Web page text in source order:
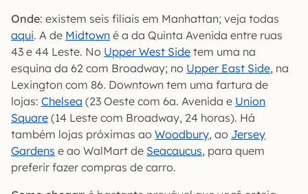
Onde: existem seis filiais em Manhattan; veja todas
aqui. A de Midtown é a da Quinta Avenida entre ruas
43 e 44 Leste. No Upper West Side tem uma na
esquina da 62 com Broadway; no Upper East Side, na
Lexington com 86. Downtown tem uma fartura de
lojas: Chelsea (23 Oeste com 6a. Avenida e Union
Square (14 Leste com Broadway, 24 horas). Há
também lojas próximas ao Woodbury, ao Jersey
Gardens e ao WalMart de Seacaucus, para quem
preferir fazer compras de carro.